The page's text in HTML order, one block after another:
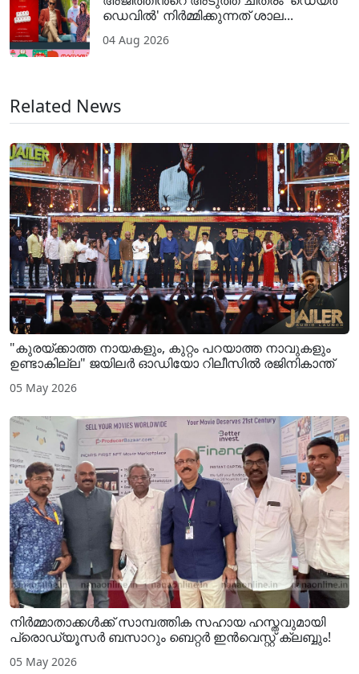
ഡെവിൽ' നിർമ്മിക്കുന്നത് ശാല...
04 Aug 2026
Related News
"കുരയ്ക്കാത്ത നായകളും, കുറ്റം പറയാത്ത നാവുകളും
ഉണ്ടാകില്ല" ജയിലർ ഓഡിയോ റിലീസിൽ രജിനികാന്ത്
05 May 2026
നിർമ്മാതാക്കൾക്ക് സാമ്പത്തിക സഹായ ഹസ്തവുമായി
പ്രൊഡ്യൂസർ ബസാറും ബെറ്റർ ഇൻവെസ്റ്റ് ക്ലബ്ബും!
05 May 2026